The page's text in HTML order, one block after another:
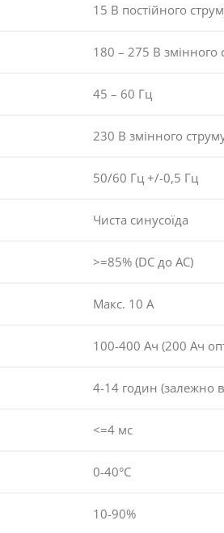
15 В постійного
180 – 275 В змінного
45 – 60 Гц
230 В змінного
50/60 Гц +/-0,5 Гц
Чиста синусоїда
>=85% (DC до AC)
Макс. 10 А
100-400 Ач (200 Ач
4-14 годин (залежно
<=4 мс
0-40°C
10-90%